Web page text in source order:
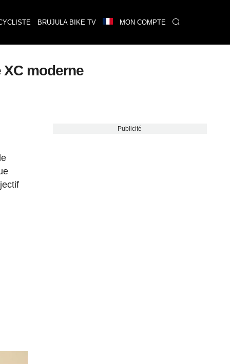
BRUJULA BIKE TV MON COMPTE
moderne
Publicité